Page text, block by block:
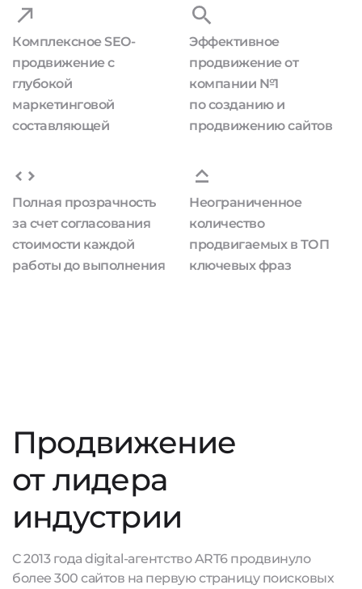
Комплексное SEO-
продвижение с
глубокой
маркетинговой
составляющей
Эффективное
продвижение от
компании №1
по созданию и
продвижению сайтов
Полная прозрачность
за счет согласования
стоимости каждой
работы до выполнения
Неограниченное
количество
продвигаемых в ТОП
ключевых фраз
Продвижение
от лидера
индустрии
С 2013 года digital-агентство ART6 продвинуло
более 300 сайтов на первую страницу поисковых